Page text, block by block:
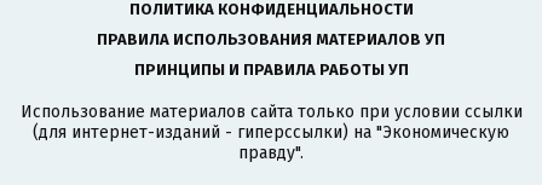
ПОЛИТИКА КОНФИДЕНЦИАЛЬНОСТИ
ПРАВИЛА ИСПОЛЬЗОВАНИЯ МАТЕРИАЛОВ УП
ПРИНЦИПЫ И ПРАВИЛА РАБОТЫ УП
Использование материалов сайта только при условии ссылки
(для интернет-изданий - гиперссылки) на "Экономическую
правду".